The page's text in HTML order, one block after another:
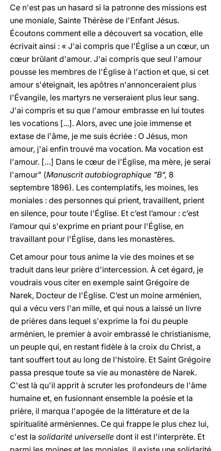
Ce n'est pas un hasard si la patronne des missions est
une moniale, Sainte Thérèse de l'Enfant Jésus.
Écoutons comment elle a découvert sa vocation, elle
écrivait ainsi : « J'ai compris que l'Église a un cœur, un
cœur brûlant d'amour. J'ai compris que seul l'amour
pousse les membres de l'Église à l'action et que, si cet
amour s'éteignait, les apôtres n'annonceraient plus
l'Évangile, les martyrs ne verseraient plus leur sang.
J'ai compris et su que l'amour embrasse en lui toutes
les vocations [...]. Alors, avec une joie immense et
extase de l'âme, je me suis écriée : O Jésus, mon
amour, j'ai enfin trouvé ma vocation. Ma vocation est
l'amour. […] Dans le cœur de l'Église, ma mère, je serai
l'amour" (Manuscrit autobiographique "B", 8
septembre 1896). Les contemplatifs, les moines, les
moniales : des personnes qui prient, travaillent, prient
en silence, pour toute l'Église. Et c’est l’amour : c’est
l’amour qui s'exprime en priant pour l'Église, en
travaillant pour l'Église, dans les monastères.
Cet amour pour tous anime la vie des moines et se
traduit dans leur prière d'intercession. À cet égard, je
voudrais vous citer en exemple saint Grégoire de
Narek, Docteur de l'Église. C’est un moine arménien,
qui a vécu vers l'an mille, et qui nous a laissé un livre
de prières dans lequel s'exprime la foi du peuple
arménien, le premier à avoir embrassé le christianisme,
un peuple qui, en restant fidèle à la croix du Christ, a
tant souffert tout au long de l'histoire. Et Saint Grégoire
passa presque toute sa vie au monastère de Narek.
C'est là qu'il apprit à scruter les profondeurs de l'âme
humaine et, en fusionnant ensemble la poésie et la
prière, il marqua l'apogée de la littérature et de la
spiritualité arméniennes. Ce qui frappe le plus chez lui,
c'est la solidarité universelle dont il est l'interprète. Et